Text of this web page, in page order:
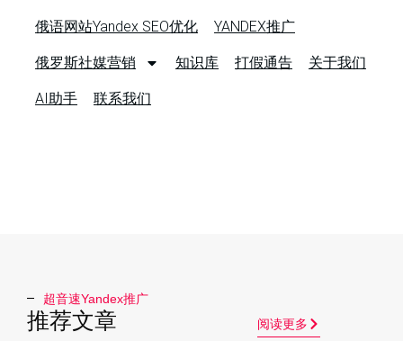
俄语网站Yandex SEO优化 YANDEX推广
俄罗斯社媒营销 知识库 打假通告 关于我们
AI助手 联系我们
超音速Yandex推广​
推荐文章 阅读更多